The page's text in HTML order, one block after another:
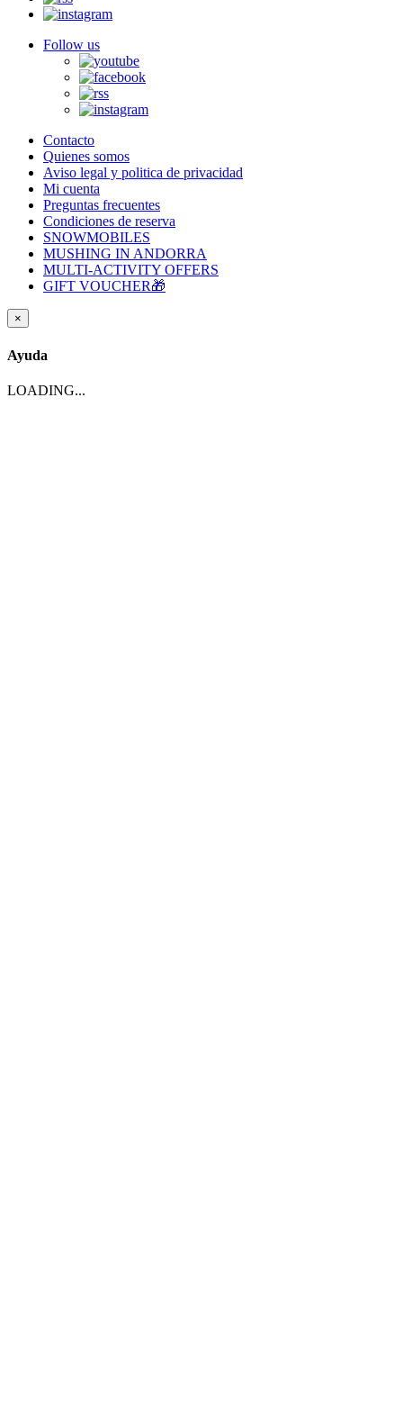
Follow us
Contacto
Quienes somos
Aviso legal y politica de privacidad
Mi cuenta
Preguntas frecuentes
Condiciones de reserva
SNOWMOBILES
MUSHING IN ANDORRA
MULTI-ACTIVITY OFFERS
GIFT VOUCHER🎁
×
Ayuda
LOADING...